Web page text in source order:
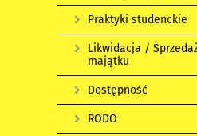
Praktyki studenckie
Likwidacja /
majątku
Dostępność
RODO